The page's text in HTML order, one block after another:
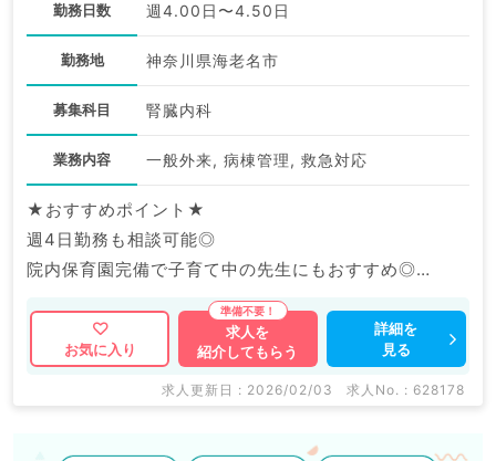
勤務日数 週4.00日〜4.50日
勤務地 神奈川県海老名市
募集科目 腎臓内科
業務内容 一般外来, 病棟管理, 救急対応
★おすすめポイント★
週4日勤務も相談可能◎
院内保育園完備で子育て中の先生にもおすすめ◎
福利厚生充実の大手グループ病院でのご勤務です。
マイナビDOCTORでは病院やクリニックなどの医療機
関求人はもちろんのこと、
求人内容の詳細等はお気軽にお問合せ下さい。
お気に入り
求人を
紹介してもらう
詳細を
見る
求人更新日 : 2026/02/03 求人No. : 628178